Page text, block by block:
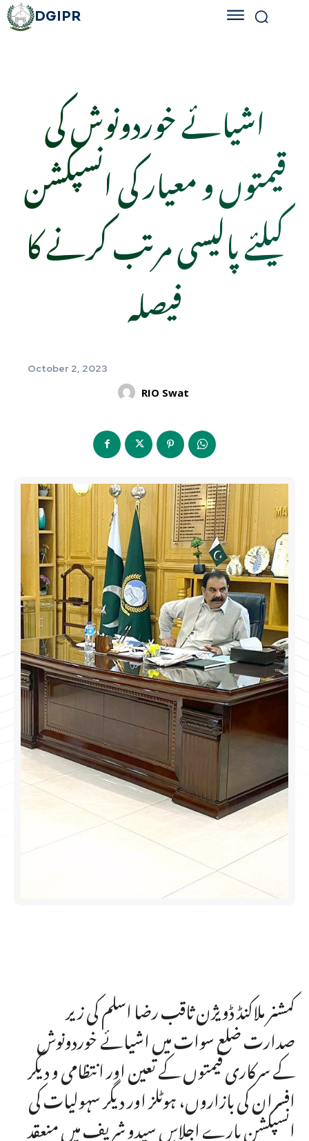
DGIPR
اشیائے خوردونوش کی
قیمتوں و معیار کی انسپکشن
کیلئے پالیسی مرتب کرنے کا
فیصلہ
October 2, 2023
RIO Swat
کمشنر ملاکنڈ ڈویژن ثاقب رضا اسلم کی زیر
صدارت ضلع سوات میں اشیائے خوردونوش
کے سرکاری قیمتوں کے تعین اور انتظامی و دیگر
افسران کی بازاروں، ہوٹلز اور دیگر سہولیات کی
انسپکشن بارے اجلاس سیدو شریف میں منعقد